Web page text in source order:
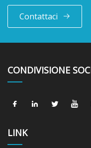
Contattaci
CONDIVISIONE
LINK